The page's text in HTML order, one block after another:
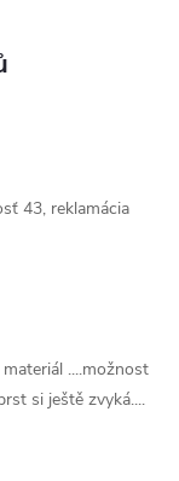
43, reklamácia
....možnost
si ještě zvyká....